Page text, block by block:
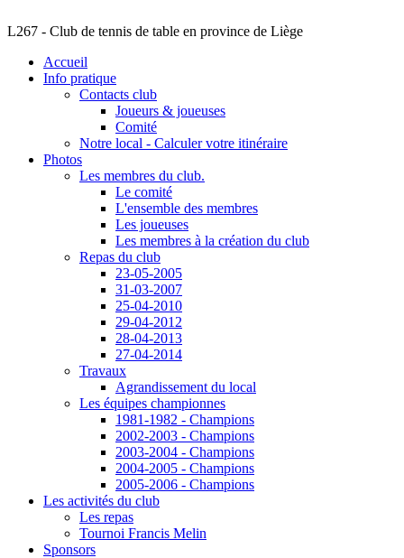
L267 - Club de tennis de table en province de Liège
Accueil
Info pratique
Contacts club
Joueurs & joueuses
Comité
Notre local - Calculer votre itinéraire
Photos
Les membres du club.
Le comité
L'ensemble des membres
Les joueuses
Les membres à la création du club
Repas du club
23-05-2005
31-03-2007
25-04-2010
29-04-2012
28-04-2013
27-04-2014
Travaux
Agrandissement du local
Les équipes championnes
1981-1982 - Champions
2002-2003 - Champions
2003-2004 - Champions
2004-2005 - Champions
2005-2006 - Champions
Les activités du club
Les repas
Tournoi Francis Melin
Sponsors